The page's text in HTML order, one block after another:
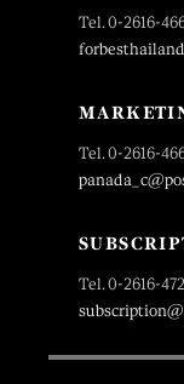
Tel. 0-2616-
Tel. 0-2616-
Tel. 0-2616-